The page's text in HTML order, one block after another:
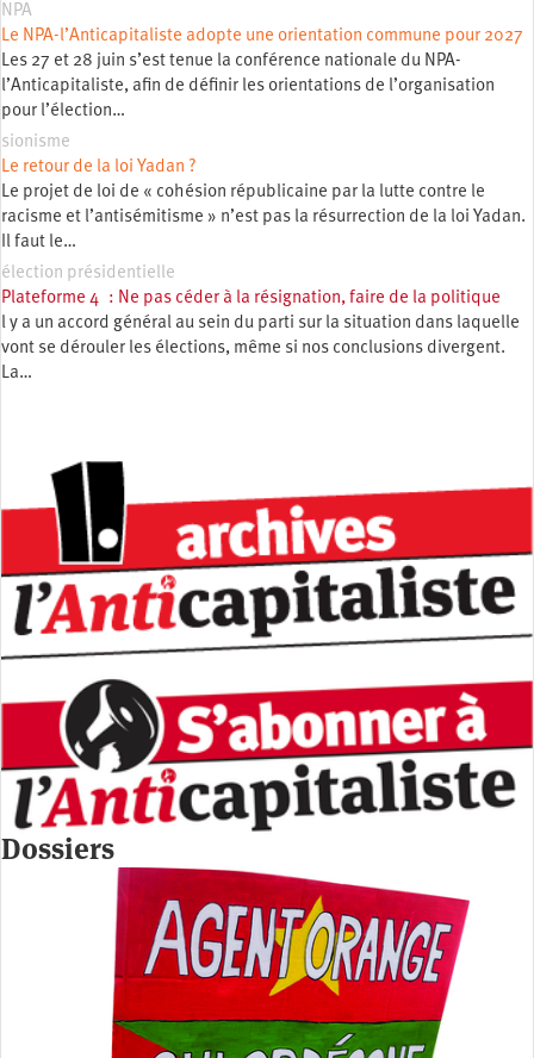
NPA
Le NPA-l’Anticapitaliste adopte une orientation commune pour 2027
Les 27 et 28 juin s’est tenue la conférence nationale du NPA-
l’Anticapitaliste, afin de définir les orientations de l’organisation
pour l’élection…
sionisme
Le retour de la loi Yadan ?
Le projet de loi de « cohésion républicaine par la lutte contre le
racisme et l’antisémitisme » n’est pas la résurrection de la loi Yadan.
Il faut le…
élection présidentielle
Plateforme 4 : Ne pas céder à la résignation, faire de la politique
l y a un accord général au sein du parti sur la situation dans laquelle
vont se dérouler les élections, même si nos conclusions divergent.
La…
Dossiers